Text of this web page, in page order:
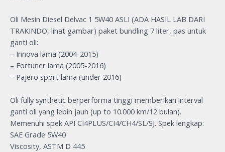
Oli Mesin Diesel Delvac 1 5W40 ASLI (ADA HASIL LAB DARI
TRAKINDO, lihat gambar) paket bundling 7 liter, pas untuk
ganti oli:
– Innova lama (2004-2015)
– Fortuner lama (2005-2016)
– Pajero sport lama (under 2016)
Oli fully synthetic berperforma tinggi memberikan interval
ganti oli yang lebih jauh (up to 10.000 km/12 bulan).
Memenuhi spek API CI4PLUS/CI4/CH4/SL/SJ. Spek lengkap:
SAE Grade 5W40
Viscosity, ASTM D 445